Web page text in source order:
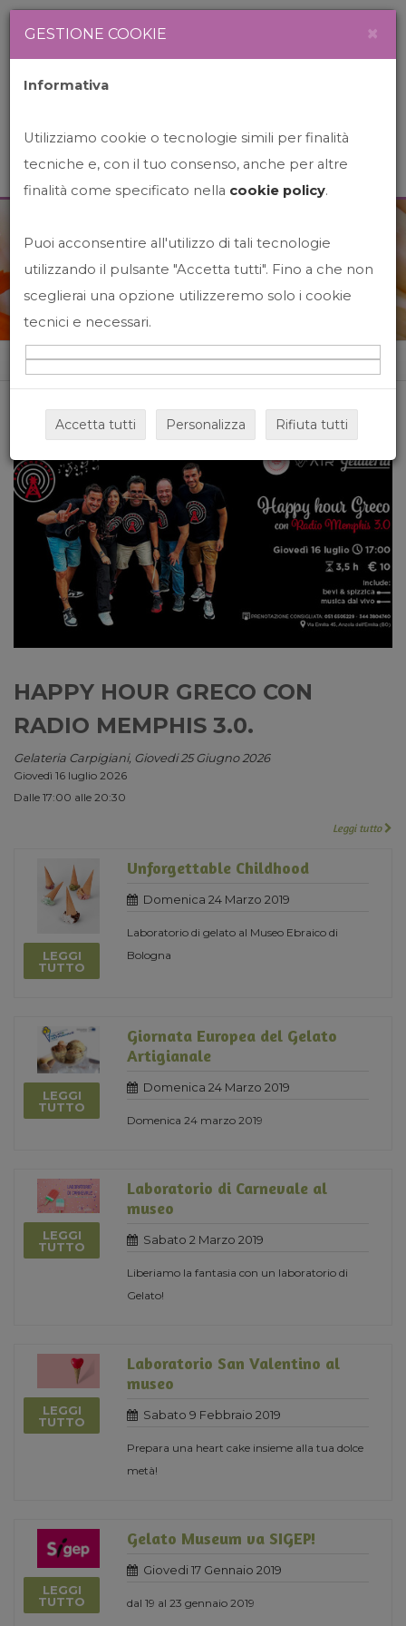
News&Events
Home News&events
HAPPY HOUR GRECO CON
RADIO MEMPHIS 3.0.
Gelateria Carpigiani, Giovedi 25 Giugno 2026
Giovedì 16 luglio 2026
Dalle 17:00 alle 20:30
Leggi tutto
LEGGI
TUTTO
Unforgettable Childhood
Domenica 24 Marzo 2019
Laboratorio di gelato al Museo Ebraico di
Bologna
LEGGI
TUTTO
Giornata Europea del Gelato
Artigianale
Domenica 24 Marzo 2019
Domenica 24 marzo 2019
LEGGI
TUTTO
Laboratorio di Carnevale al
museo
Sabato 2 Marzo 2019
Liberiamo la fantasia con un laboratorio di
Gelato!
LEGGI
TUTTO
Laboratorio San Valentino al
museo
Sabato 9 Febbraio 2019
Prepara una heart cake insieme alla tua dolce
metà!
LEGGI
TUTTO
Gelato Museum va SIGEP!
Giovedi 17 Gennaio 2019
dal 19 al 23 gennaio 2019
GESTIONE COOKIE ×
Informativa
Utilizziamo cookie o tecnologie simili per finalità
tecniche e, con il tuo consenso, anche per altre
finalità come specificato nella cookie policy.
Puoi acconsentire all'utilizzo di tali tecnologie
utilizzando il pulsante "Accetta tutti". Fino a che non
sceglierai una opzione utilizzeremo solo i cookie
tecnici e necessari.
Accetta tutti Personalizza Rifiuta tutti